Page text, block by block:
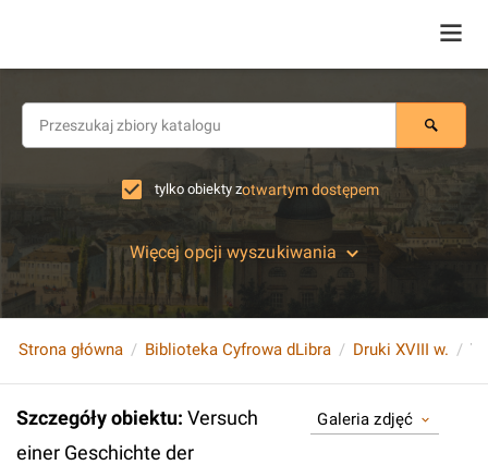
tylko obiekty zotwartym dostępem
Więcej opcji wyszukiwania
Strona główna Biblioteka Cyfrowa dLibra Druki XVIII w.
Szczegóły obiektu: Versuch
einer Geschichte der
Galeria zdjęć